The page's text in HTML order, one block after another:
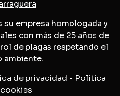
su empresa homologada y
con más de 25 años de
de plagas respetando el
ambiente.
de privacidad - Política